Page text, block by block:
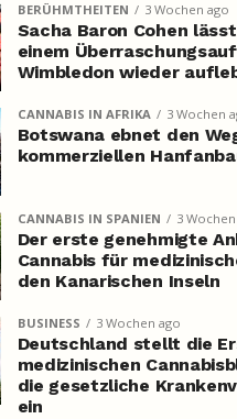
BERÜHMTHEITEN 3 Wochen ago
Sacha Baron Cohen
einem
Wimbledon wieder
CANNABIS IN AFRIKA 3 Wochen
Botswana ebnet den
kommerziellen
CANNABIS IN SPANIEN 3
Der erste genehmigte
Cannabis für
den Kanarischen Inseln
BUSINESS 3 Wochen ago
Deutschland stellt die
medizinischen
die gesetzliche
ein